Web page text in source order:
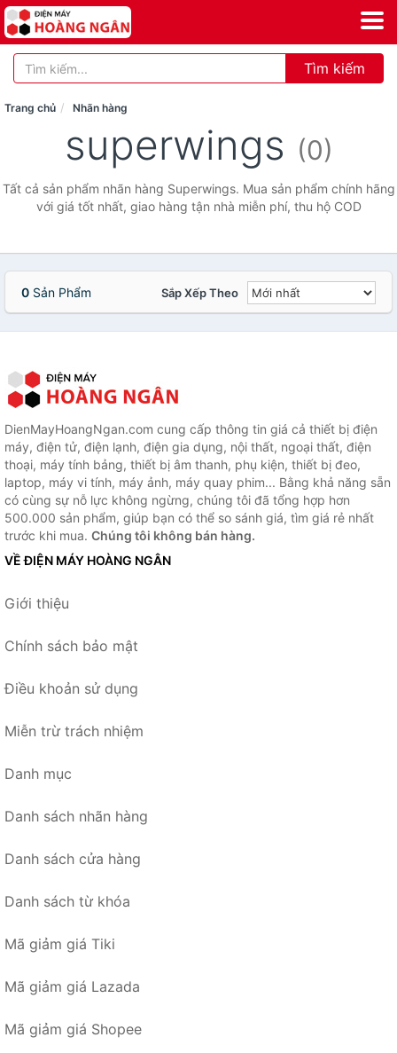
Tìm kiếm
Trang chủ Nhãn hàng
superwings (0)
Tất cả sản phẩm nhãn hàng Superwings. Mua sản phẩm chính hãng
với giá tốt nhất, giao hàng tận nhà miễn phí, thu hộ COD
0 Sản Phẩm Sắp Xếp Theo
DienMayHoangNgan.com cung cấp thông tin giá cả thiết bị điện
máy, điện tử, điện lạnh, điện gia dụng, nội thất, ngoại thất, điện
thoại, máy tính bảng, thiết bị âm thanh, phụ kiện, thiết bị đeo,
laptop, máy vi tính, máy ảnh, máy quay phim... Bằng khả năng sẵn
có cùng sự nỗ lực không ngừng, chúng tôi đã tổng hợp hơn
500.000 sản phẩm, giúp bạn có thể so sánh giá, tìm giá rẻ nhất
trước khi mua. Chúng tôi không bán hàng.
VỀ ĐIỆN MÁY HOÀNG NGÂN
Giới thiệu
Chính sách bảo mật
Điều khoản sử dụng
Miễn trừ trách nhiệm
Danh mục
Danh sách nhãn hàng
Danh sách cửa hàng
Danh sách từ khóa
Mã giảm giá Tiki
Mã giảm giá Lazada
Mã giảm giá Shopee